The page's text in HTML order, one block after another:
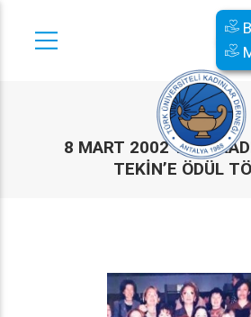
8 MART 2002 YILIN
TEKİN’E ÖDÜL